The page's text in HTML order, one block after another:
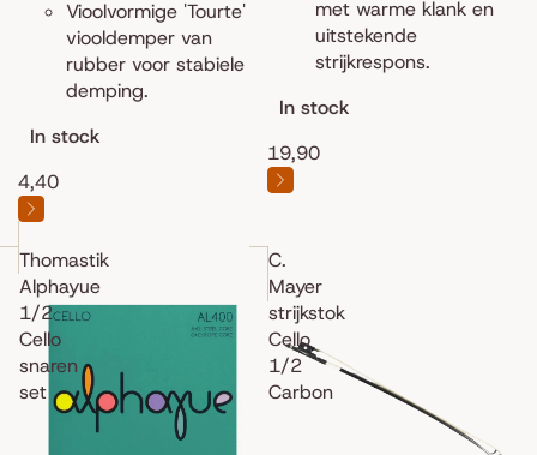
Vioolvormige 'Tourte'
viooldemper van
rubber voor stabiele
demping.
In stock
4,40
met warme klank en
uitstekende
strijkrespons.
In stock
19,90
Thomastik
Alphayue
1/2
Cello
snaren
set
C.
Mayer
strijkstok
Cello
1/2
Carbon